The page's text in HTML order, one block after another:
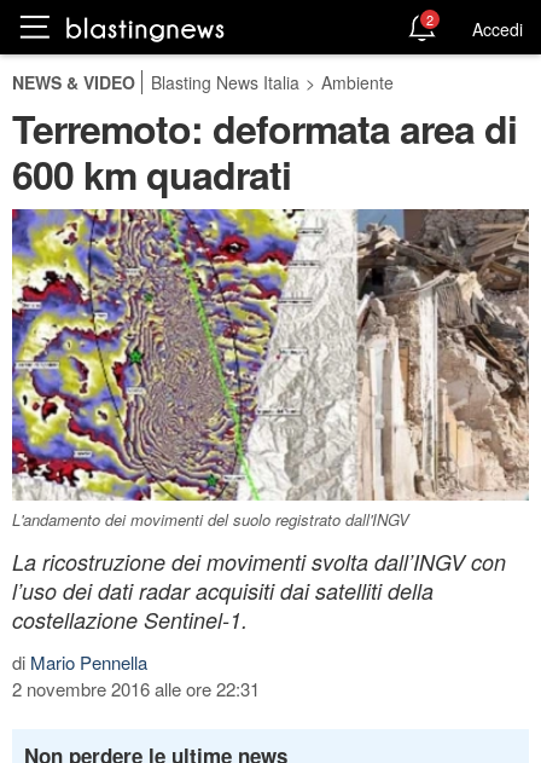
2 Accedi
NEWS & VIDEO Blasting News Italia > Ambiente
Terremoto: deformata area di
600 km quadrati
L'andamento dei movimenti del suolo registrato dall'INGV
La ricostruzione dei movimenti svolta dall’INGV con
l’uso dei dati radar acquisiti dai satelliti della
costellazione Sentinel-1.
di Mario Pennella
2 novembre 2016 alle ore 22:31
Non perdere le ultime news